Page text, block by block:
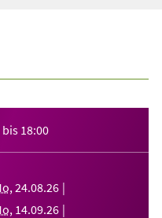
bis 18:00
, 24.08.26
, 14.09.26